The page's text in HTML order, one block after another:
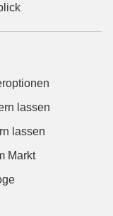
lassen
lassen
Markt